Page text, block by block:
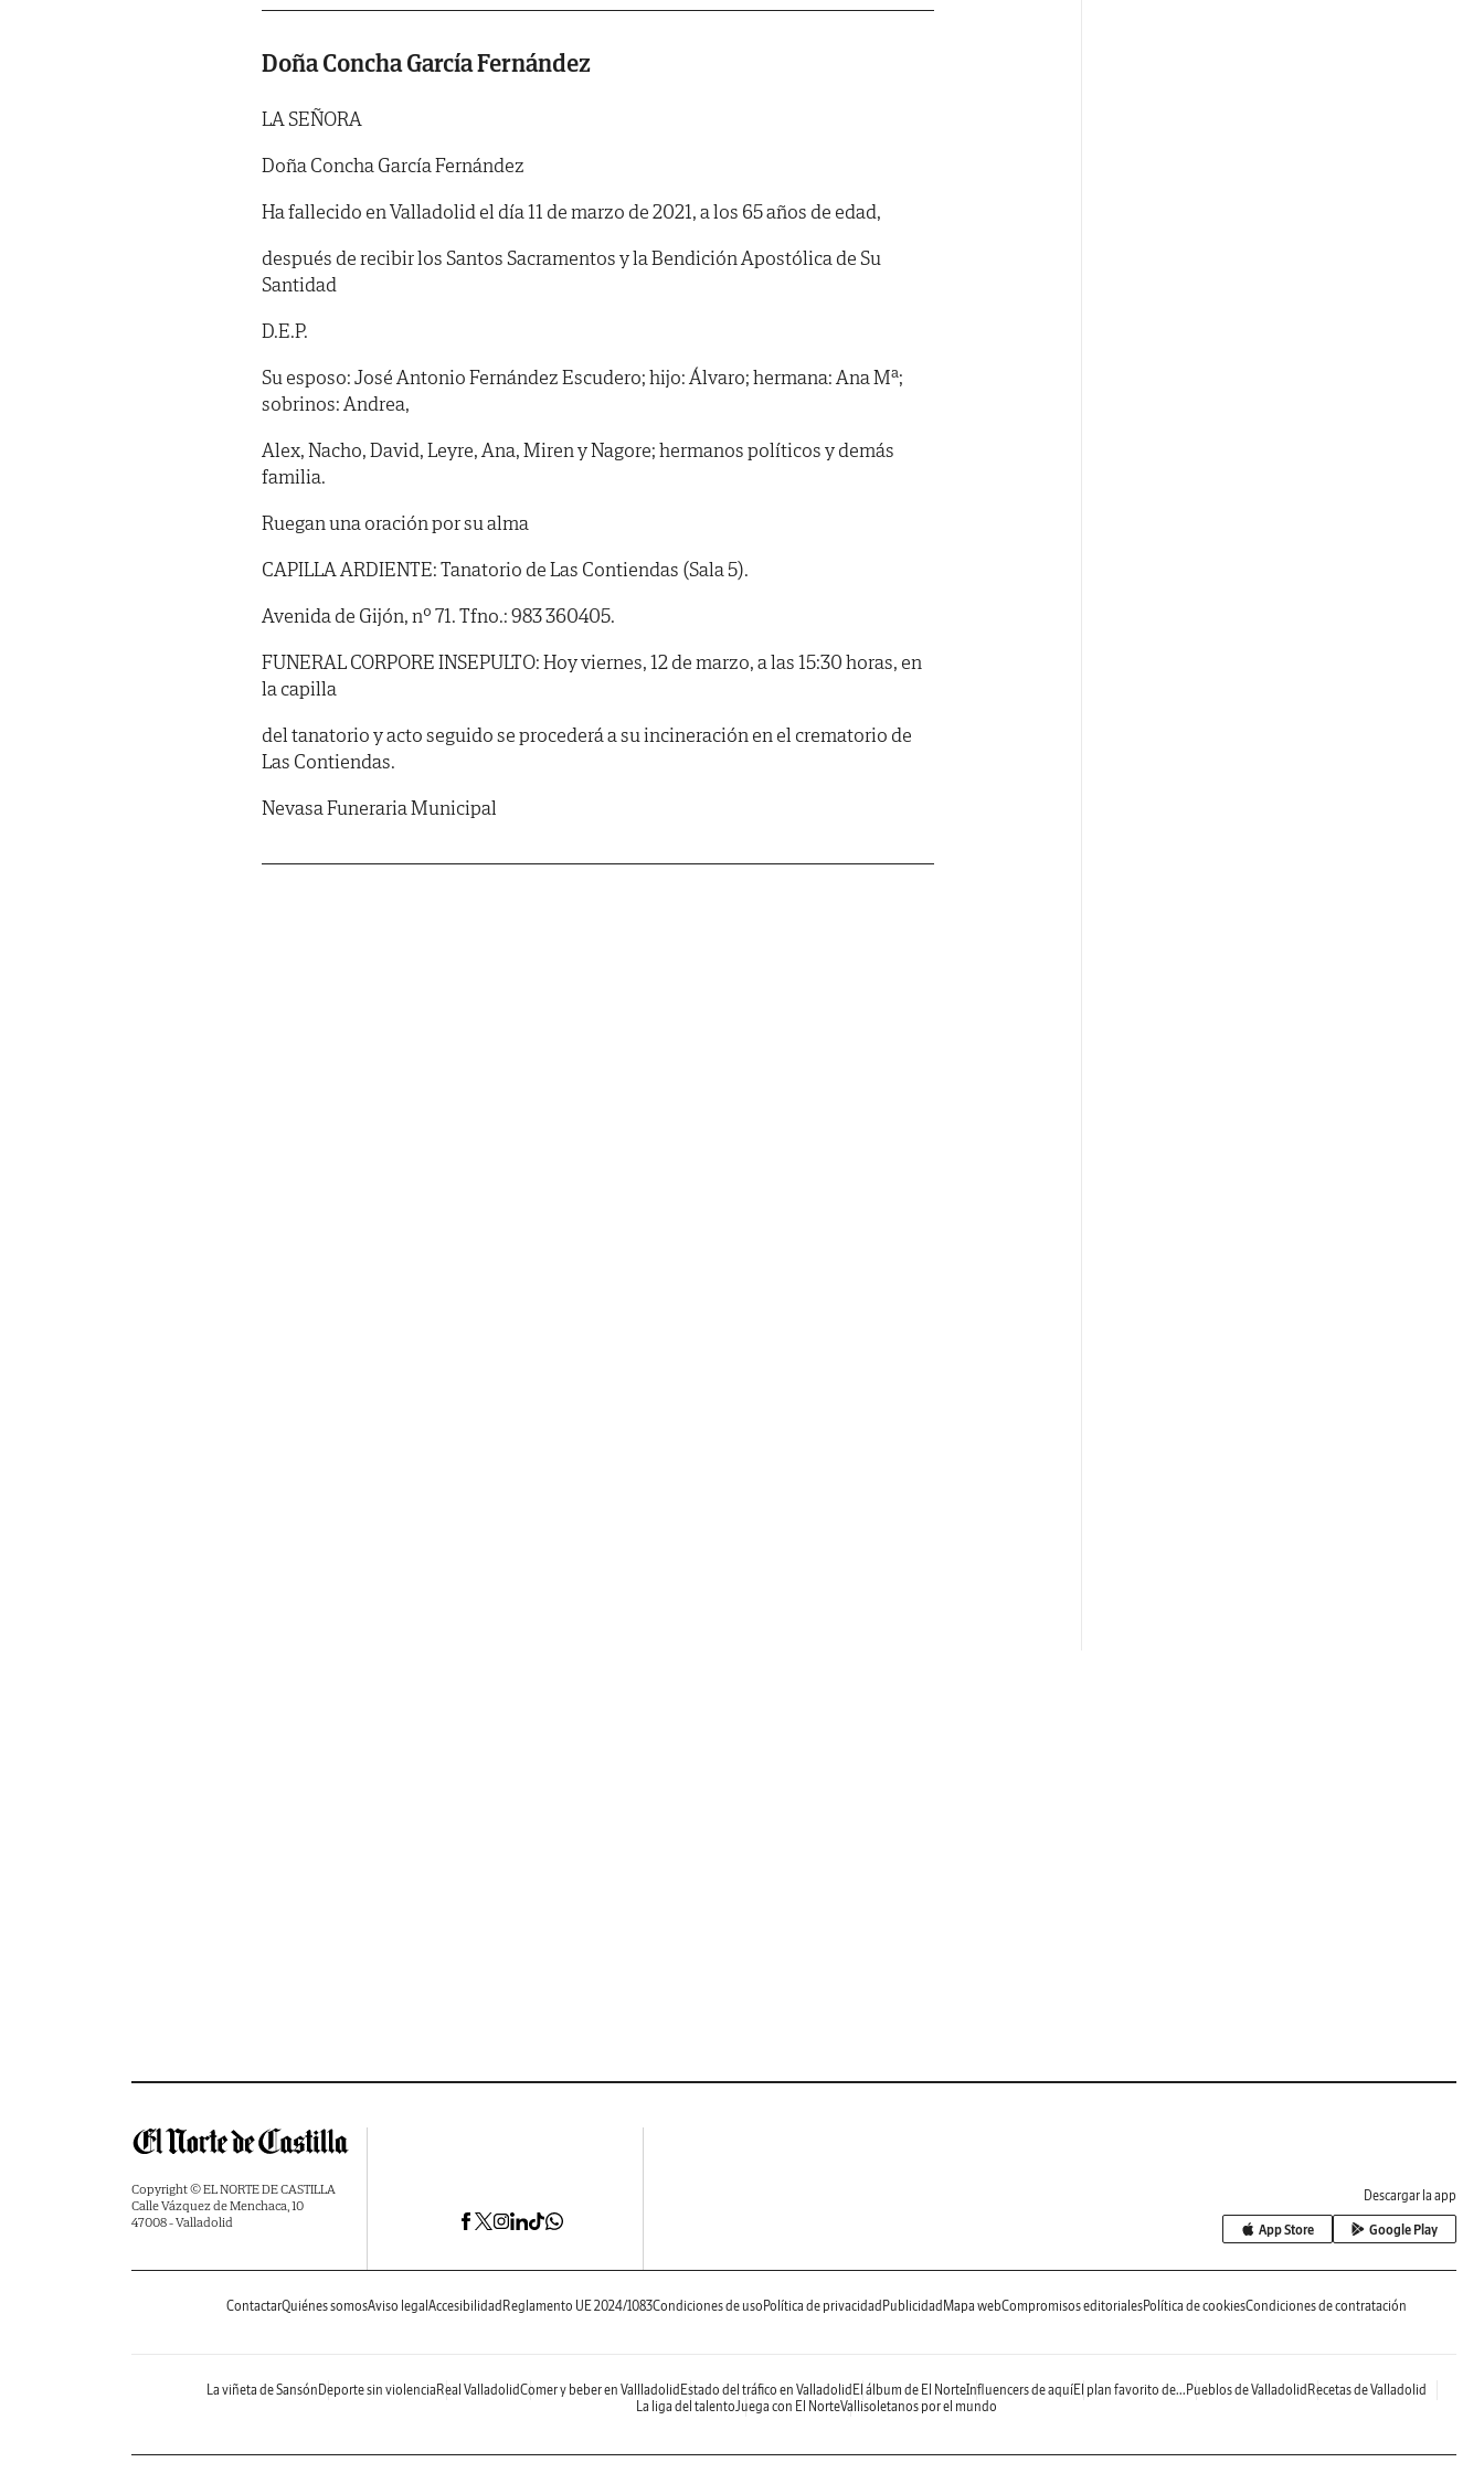
Doña Concha García Fernández
LA SEÑORA
Doña Concha García Fernández
Ha fallecido en Valladolid el día 11 de marzo de 2021, a los 65 años de edad,
después de recibir los Santos Sacramentos y la Bendición Apostólica de Su
Santidad
D.E.P.
Su esposo: José Antonio Fernández Escudero; hijo: Álvaro; hermana: Ana Mª;
sobrinos: Andrea,
Alex, Nacho, David, Leyre, Ana, Miren y Nagore; hermanos políticos y demás
familia.
Ruegan una oración por su alma
CAPILLA ARDIENTE: Tanatorio de Las Contiendas (Sala 5).
Avenida de Gijón, nº 71. Tfno.: 983 360405.
FUNERAL CORPORE INSEPULTO: Hoy viernes, 12 de marzo, a las 15:30 horas, en
la capilla
del tanatorio y acto seguido se procederá a su incineración en el crematorio de
Las Contiendas.
Nevasa Funeraria Municipal
Copyright © EL NORTE DE CASTILLA
Calle Vázquez de Menchaca, 10
47008 - Valladolid
Descargar la app
App Store Google Play
ContactarQuiénes somosAviso legal Accesibilidad Reglamento UE 2024/1083Condiciones de uso Política de privacidad Publicidad Mapa webCompromisos editorialesPolítica de cookiesCondiciones de contratación
La viñeta de Sansón Deporte sin violencia Real ValladolidComer y beber en Vallladolid Estado del tráfico en Valladolid El álbum de El NorteInfluencers de aquíEl plan favorito de... Pueblos de Valladolid Recetas de Valladolid
La liga del talentoJuega con El NorteVallisoletanos por el mundo